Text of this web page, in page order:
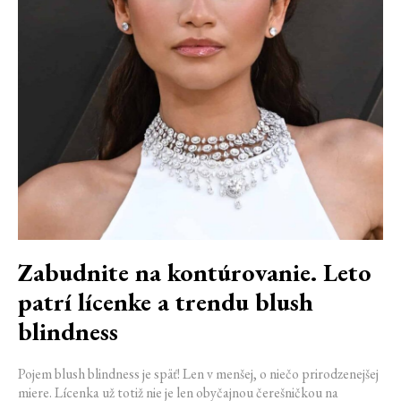
Zabudnite na kontúrovanie. Leto
patrí lícenke a trendu blush
blindness
Pojem blush blindness je späť! Len v menšej, o niečo prirodzenejšej
miere. Lícenka už totiž nie je len obyčajnou čerešničkou na